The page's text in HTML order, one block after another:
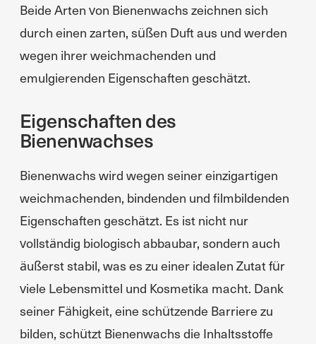
Beide Arten von Bienenwachs zeichnen sich
durch einen zarten, süßen Duft aus und werden
wegen ihrer weichmachenden und
emulgierenden Eigenschaften geschätzt.
Eigenschaften des
Bienenwachses
Bienenwachs wird wegen seiner einzigartigen
weichmachenden, bindenden und filmbildenden
Eigenschaften geschätzt. Es ist nicht nur
vollständig biologisch abbaubar, sondern auch
äußerst stabil, was es zu einer idealen Zutat für
viele Lebensmittel und Kosmetika macht. Dank
seiner Fähigkeit, eine schützende Barriere zu
bilden, schützt Bienenwachs die Inhaltsstoffe